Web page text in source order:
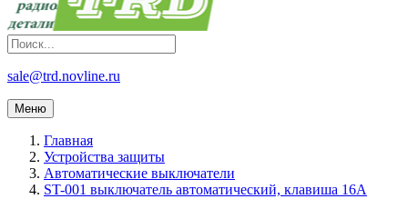
sale@trd.novline.ru
Меню
Главная
Устройства защиты
Автоматические выключатели
ST-001 выключатель автоматический, клавиша 16А